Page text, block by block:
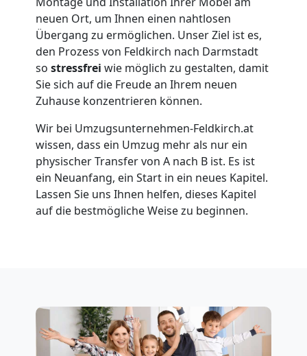
neuen Ort, um Ihnen einen nahtlosen
Übergang zu ermöglichen. Unser Ziel ist es,
den Prozess von Feldkirch nach Darmstadt
so stressfrei wie möglich zu gestalten, damit
Sie sich auf die Freude an Ihrem neuen
Zuhause konzentrieren können.
Wir bei Umzugsunternehmen-Feldkirch.at
wissen, dass ein Umzug mehr als nur ein
physischer Transfer von A nach B ist. Es ist
ein Neuanfang, ein Start in ein neues Kapitel.
Lassen Sie uns Ihnen helfen, dieses Kapitel
auf die bestmögliche Weise zu beginnen.
für
Senioren
Feldkirch
Fernumzug
Feldkirch
Büroumzug